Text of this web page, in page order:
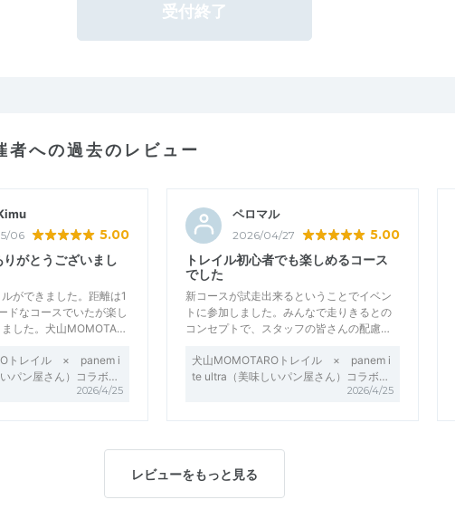
受付終了
者への過去のレビュー
06 5.00
がとうございまし
ができました。距離は1
ドなコースでいたが楽し
ました。犬山MOMOTA…
トレイル × panem i
パン屋さん）コラボ…
2026/4/25
ペロマル
2026/04/27 5.00
トレイル初心者でも楽しめるコース
でした
新コースが試走出来るということでイベン
トに参加しました。みんなで走りきるとの
コンセプトで、スタッフの皆さんの配慮…
犬山MOMOTAROトレイル × panem i
te ultra（美味しいパン屋さん）コラボ…
2026/4/25
レビューをもっと見る